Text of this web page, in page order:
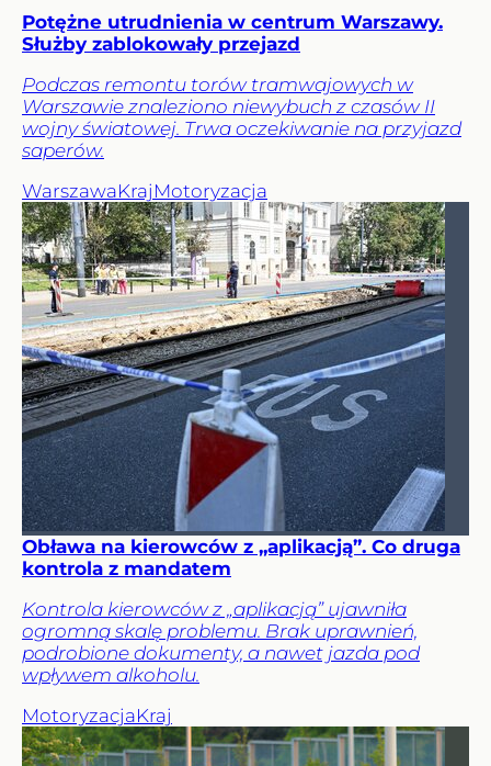
Potężne utrudnienia w centrum Warszawy.
Służby zablokowały przejazd
Podczas remontu torów tramwajowych w
Warszawie znaleziono niewybuch z czasów II
wojny światowej. Trwa oczekiwanie na przyjazd
saperów.
WarszawaKraj Motoryzacja
Obława na kierowców z „aplikacją”. Co druga
kontrola z mandatem
Kontrola kierowców z „aplikacją” ujawniła
ogromną skalę problemu. Brak uprawnień,
podrobione dokumenty, a nawet jazda pod
wpływem alkoholu.
MotoryzacjaKraj